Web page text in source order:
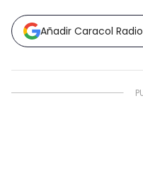
Añadir Caracol